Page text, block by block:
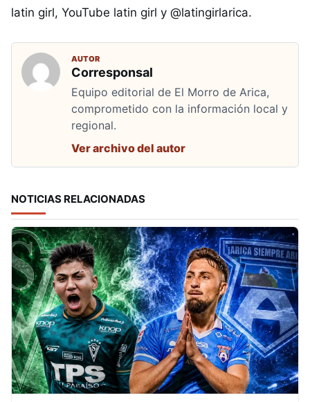
latin girl, YouTube latin girl y @latingirlarica.
AUTOR
Corresponsal
Equipo editorial de El Morro de Arica,
comprometido con la información local y
regional.
Ver archivo del autor
NOTICIAS RELACIONADAS